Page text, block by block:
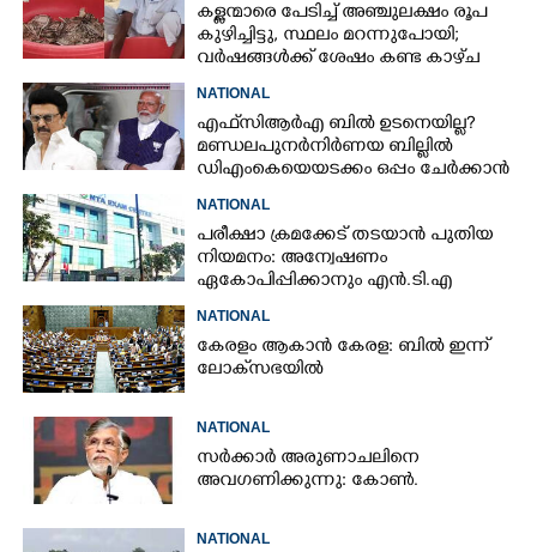
കള്ളന്മാരെ പേടിച്ച് അഞ്ചുലക്ഷം രൂപ
കുഴിച്ചിട്ടു, സ്ഥലം മറന്നുപോയി;
വർഷങ്ങൾക്ക് ശേഷം കണ്ട കാഴ്‌ച
NATIONAL
എഫ്‌സിആർഎ ബിൽ ഉടനെയില്ല?
മണ്ഡലപുനർനിർണയ ബില്ലിൽ
ഡിഎംകെയെയടക്കം ഒപ്പം ചേർക്കാൻ
NATIONAL
പരീക്ഷാ ക്രമക്കേട് തടയാൻ പുതിയ
നിയമനം: അന്വേഷണം
ഏകോപിപ്പിക്കാനും എൻ‌.ടി‌.എ
NATIONAL
കേരളം ആകാൻ കേരള: ബിൽ ഇന്ന്
ലോക്‌സഭയിൽ
NATIONAL
സർക്കാർ അരുണാചലിനെ
അവഗണിക്കുന്നു: കോൺ.
NATIONAL